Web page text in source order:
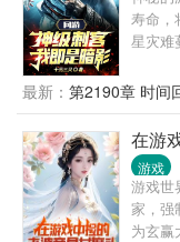
下。
给我狠
寿命，
星灾难
了双眼
世，
无形的
光，杀
骸环绕
久隐
最新： 第2190章 时间
在游
游戏
游戏世
家，强
为玄赢